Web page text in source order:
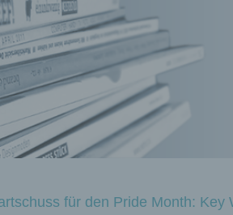
für den Pride Month: Key